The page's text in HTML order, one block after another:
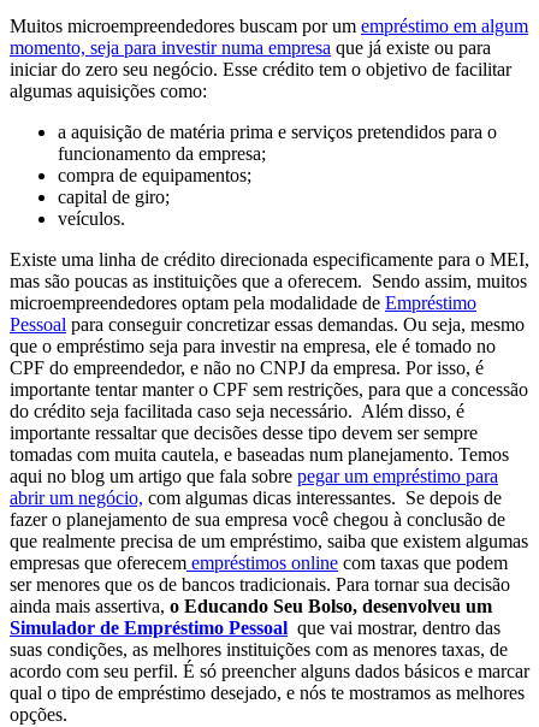
Muitos microempreendedores buscam por um empréstimo em algum
momento, seja para investir numa empresa que já existe ou para
iniciar do zero seu negócio. Esse crédito tem o objetivo de facilitar
algumas aquisições como:
a aquisição de matéria prima e serviços pretendidos para o
funcionamento da empresa;
compra de equipamentos;
capital de giro;
veículos.
Existe uma linha de crédito direcionada especificamente para o MEI,
mas são poucas as instituições que a oferecem. Sendo assim, muitos
microempreendedores optam pela modalidade de Empréstimo
Pessoal para conseguir concretizar essas demandas. Ou seja, mesmo
que o empréstimo seja para investir na empresa, ele é tomado no
CPF do empreendedor, e não no CNPJ da empresa. Por isso, é
importante tentar manter o CPF sem restrições, para que a concessão
do crédito seja facilitada caso seja necessário. Além disso, é
importante ressaltar que decisões desse tipo devem ser sempre
tomadas com muita cautela, e baseadas num planejamento. Temos
aqui no blog um artigo que fala sobre pegar um empréstimo para
abrir um negócio, com algumas dicas interessantes. Se depois de
fazer o planejamento de sua empresa você chegou à conclusão de
que realmente precisa de um empréstimo, saiba que existem algumas
empresas que oferecem empréstimos online com taxas que podem
ser menores que os de bancos tradicionais. Para tornar sua decisão
ainda mais assertiva, o Educando Seu Bolso, desenvolveu um
Simulador de Empréstimo Pessoal que vai mostrar, dentro das
suas condições, as melhores instituições com as menores taxas, de
acordo com seu perfil. É só preencher alguns dados básicos e marcar
qual o tipo de empréstimo desejado, e nós te mostramos as melhores
opções.